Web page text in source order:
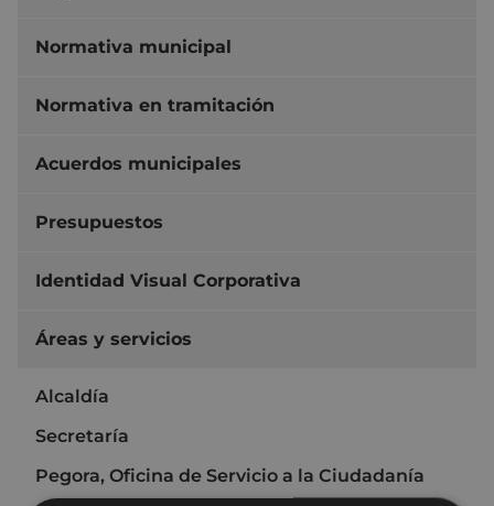
Normativa municipal
Normativa en tramitación
Acuerdos municipales
Presupuestos
Identidad Visual Corporativa
Áreas y servicios
Alcaldía
Secretaría
Pegora, Oficina de Servicio a la Ciudadanía